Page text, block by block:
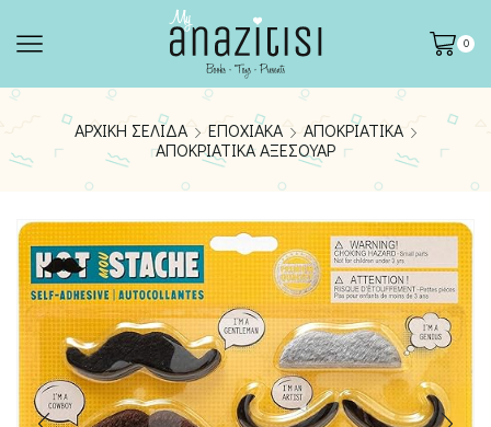
0
ΑΡΧΙΚΉ ΣΕΛΊΔΑ ΕΠΟΧΙΑΚΆ
ΑΠΟΚΡΙΆΤΙΚΑ
ΑΠΟΚΡΙΆΤΙΚΑ ΑΞΕΣΟΥΆΡ